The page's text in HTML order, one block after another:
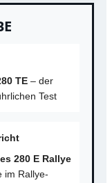
TE – der
Test
280 E Rallye
im Rallye-